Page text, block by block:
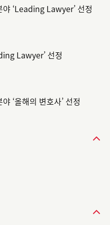
‘Leading Lawyer’ 선정
Lawyer’ 선정
‘올해의 변호사’ 선정